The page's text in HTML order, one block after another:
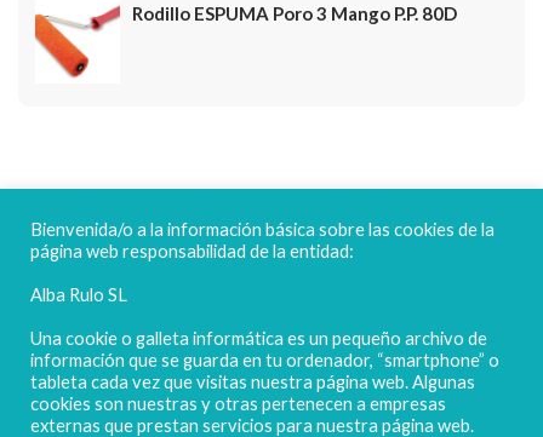
Rodillo ESPUMA Poro 3 Mango P.P. 80D
FELICES FIESTAS
Bienvenida/o a la información básica sobre las cookies de la
página web responsabilidad de la entidad:
Alba Rulo SL
Una cookie o galleta informática es un pequeño archivo de
información que se guarda en tu ordenador, “smartphone” o
tableta cada vez que visitas nuestra página web. Algunas
cookies son nuestras y otras pertenecen a empresas
externas que prestan servicios para nuestra página web.